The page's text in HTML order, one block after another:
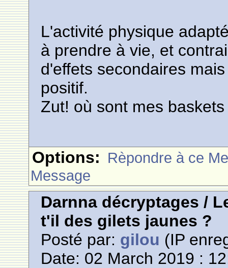
L'activité physique
à prendre à vie, et
d'effets secondaires
positif.
Zut! où sont mes
Options: Rèpondre à ce
Message
Darnna décryptages /
t'il des gilets jaunes ?
Posté par: gilou (IP
Date: 02 March 2019 :